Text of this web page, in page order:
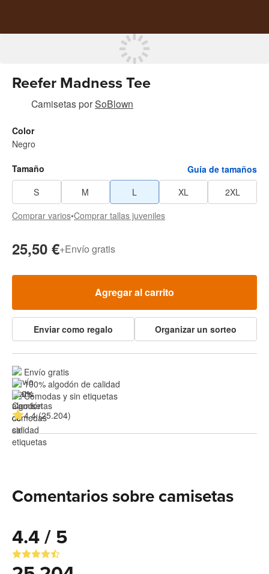
Reefer Madness Tee
CamisetasporSoBlown
Color
Negro
Tamaño
Guía de tamaños
S
M L XL
2XL
Comprar varios•Comprar tallas juveniles
25,50 €+Envío gratis
Agregar al carrito
Enviar como regalo Organizar un sorteo
Envío gratis
100% algodón de calidad
Cómodas y sin etiquetas
4.4 (25.204)
Comentarios sobre camisetas
4.4 / 5